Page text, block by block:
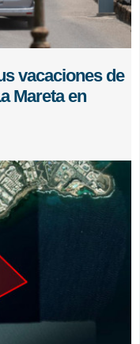
vacaciones de
Mareta en